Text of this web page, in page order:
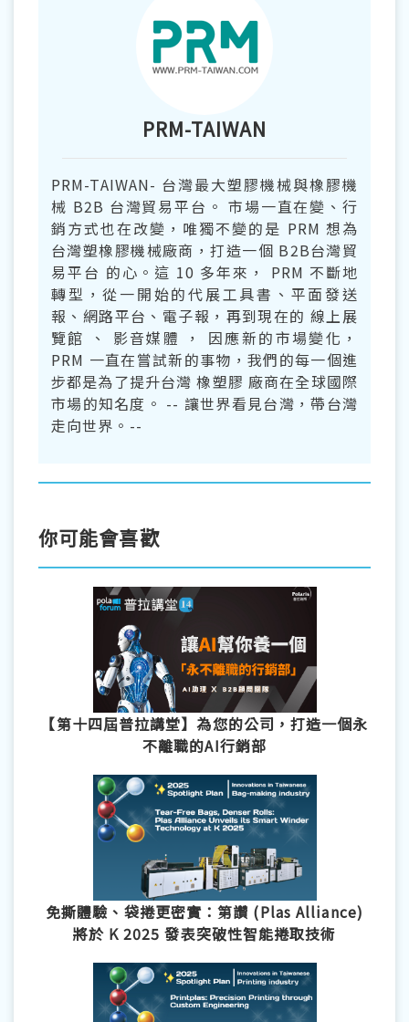
PRM-TAIWAN
PRM-TAIWAN- 台灣最大塑膠機械與橡膠機
械 B2B 台灣貿易平台。 市場一直在變、行
銷方式也在改變，唯獨不變的是 PRM 想為
台灣塑橡膠機械廠商，打造一個 B2B台灣貿
易平台 的心。這 10 多年來， PRM 不斷地
轉型，從一開始的代展工具書、平面發送
報、網路平台、電子報，再到現在的 線上展
覽館 、 影音媒體 ， 因應新的市場變化，
PRM 一直在嘗試新的事物，我們的每一個進
步都是為了提升台灣 橡塑膠 廠商在全球國際
市場的知名度。 -- 讓世界看見台灣，帶台灣
走向世界。--
你可能會喜歡
【第十四屆普拉講堂】為您的公司，打造一個永
不離職的AI行銷部
免撕體驗、袋捲更密實：第讚 (Plas Alliance)
將於 K 2025 發表突破性智能捲取技術